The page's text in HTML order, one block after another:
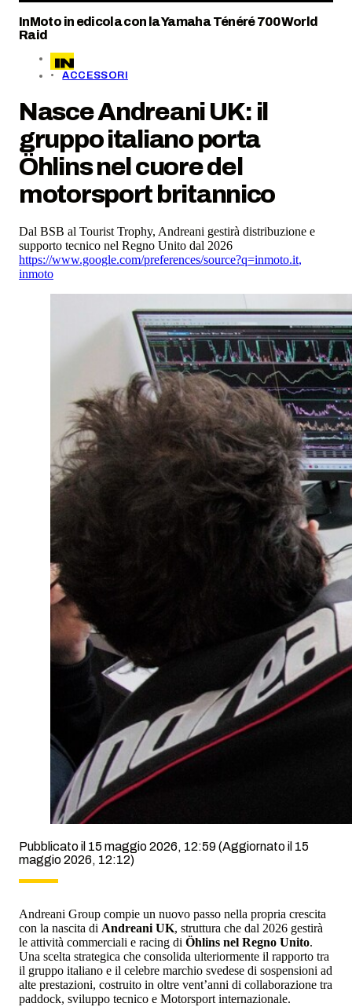
InMoto in edicola con la Yamaha Ténéré 700 World
Raid
ACCESSORI
Nasce Andreani UK: il
gruppo italiano porta
Öhlins nel cuore del
motorsport britannico
Dal BSB al Tourist Trophy, Andreani gestirà distribuzione e
supporto tecnico nel Regno Unito dal 2026
https://www.google.com/preferences/source?q=inmoto.it,
inmoto
Pubblicato il 15 maggio 2026, 12:59(Aggiornato il 15
maggio 2026, 12:12)
Andreani Group compie un nuovo passo nella propria crescita
con la nascita di Andreani UK, struttura che dal 2026 gestirà
le attività commerciali e racing di Öhlins nel Regno Unito.
Una scelta strategica che consolida ulteriormente il rapporto tra
il gruppo italiano e il celebre marchio svedese di sospensioni ad
alte prestazioni, costruito in oltre vent’anni di collaborazione tra
paddock, sviluppo tecnico e Motorsport internazionale.